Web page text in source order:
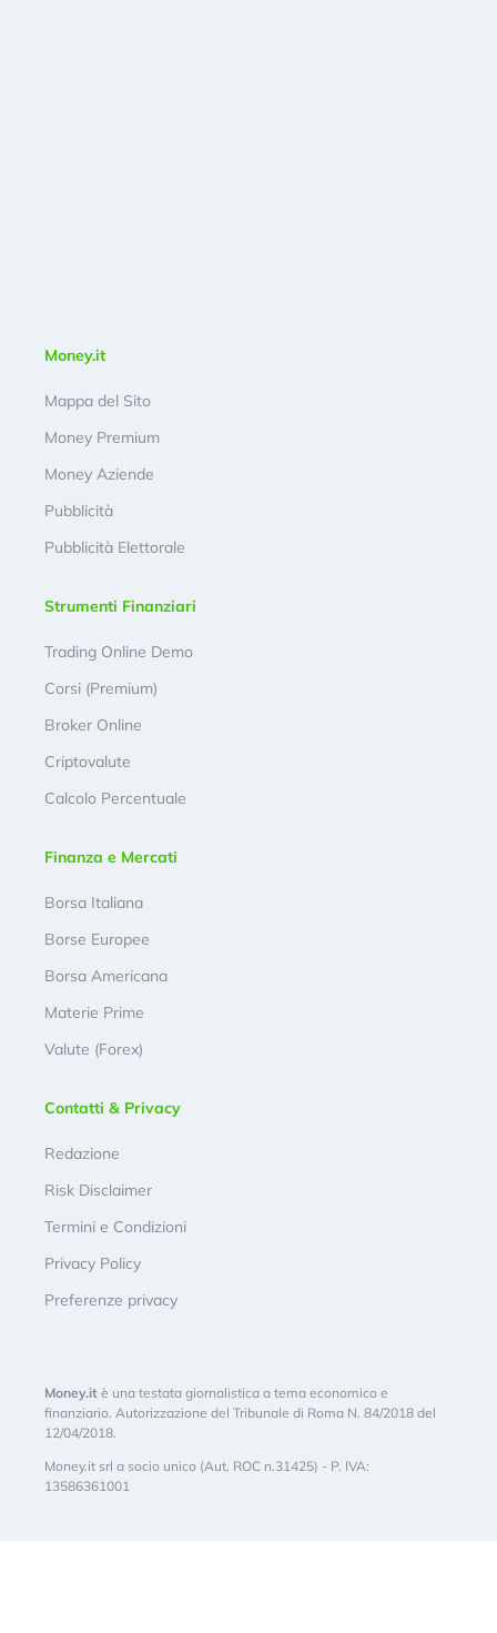
Money.it
Mappa del Sito
Money Premium
Money Aziende
Pubblicità
Pubblicità Elettorale
Strumenti Finanziari
Trading Online Demo
Corsi (Premium)
Broker Online
Criptovalute
Calcolo Percentuale
Finanza e Mercati
Borsa Italiana
Borse Europee
Borsa Americana
Materie Prime
Valute (Forex)
Contatti & Privacy
Redazione
Risk Disclaimer
Termini e Condizioni
Privacy Policy
Preferenze privacy
Money.it è una testata giornalistica a tema economico e
finanziario. Autorizzazione del Tribunale di Roma N. 84/2018 del
12/04/2018.
Money.it srl a socio unico (Aut. ROC n.31425) - P. IVA:
13586361001